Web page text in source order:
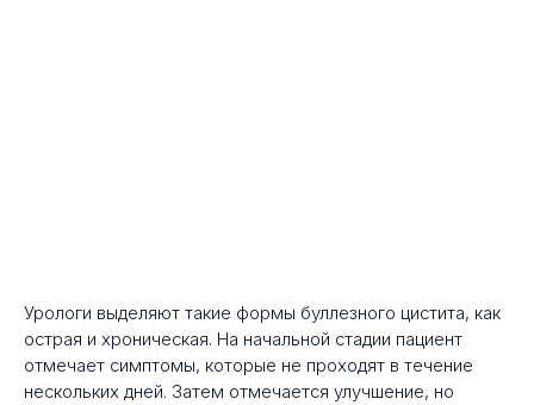
Урологи выделяют такие формы буллезного цистита, как
острая и хроническая. На начальной стадии пациент
отмечает симптомы, которые не проходят в течение
нескольких дней. Затем отмечается улучшение, но